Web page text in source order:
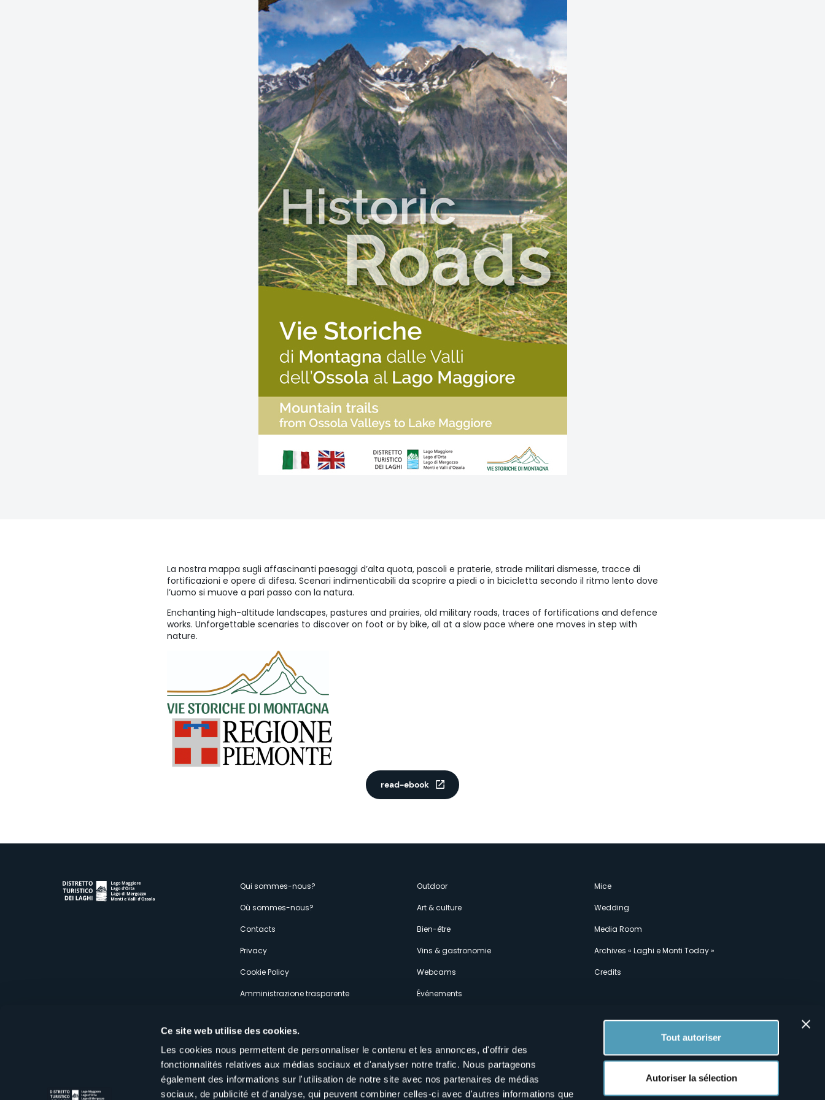
Ce site web utilise des cookies.
Les cookies nous permettent de personnaliser le contenu et les annonces, d'offrir des
fonctionnalités relatives aux médias sociaux et d'analyser notre trafic. Nous partageons
également des informations sur l'utilisation de notre site avec nos partenaires de médias
sociaux, de publicité et d'analyse, qui peuvent combiner celles-ci avec d'autres informations que
Tout autoriser
Autoriser la sélection
La nostra mappa sugli affascinanti paesaggi d’alta quota, pascoli e praterie, strade militari dismesse, tracce di
fortificazioni e opere di difesa. Scenari indimenticabili da scoprire a piedi o in bicicletta secondo il ritmo lento dove
l’uomo si muove a pari passo con la natura.
Enchanting high-altitude landscapes, pastures and prairies, old military roads, traces of fortifications and defence
works. Unforgettable scenaries to discover on foot or by bike, all at a slow pace where one moves in step with
nature.
read-ebook
Menù
secondario
Qui sommes-nous?
Où sommes-nous?
Contacts
Privacy
Cookie Policy
Amministrazione trasparente
Outdoor
Art & culture
Bien-être
Vins & gastronomie
Webcams
Événements
Mice
Wedding
Media Room
Archives « Laghi e Monti Today »
Credits
Distretto Turistico dei Laghi Scrl Suivez-nous sur nos réseaux sociaux